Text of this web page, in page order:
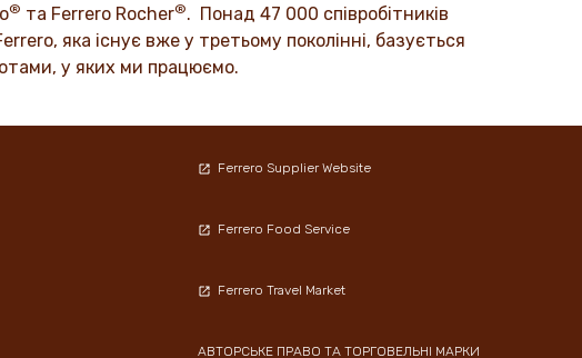
БІЛЬШЕ
® та Ferrero Rocher®. Понад 47 000 співробітників
яка існує вже у третьому поколінні, базується
у яких ми працюємо.
Ferrero Supplier Website
Ferrero Food Service
Ferrero Travel Market
АВТОРСЬКЕ ПРАВО ТА ТОРГОВЕЛЬНІ МАРКИ